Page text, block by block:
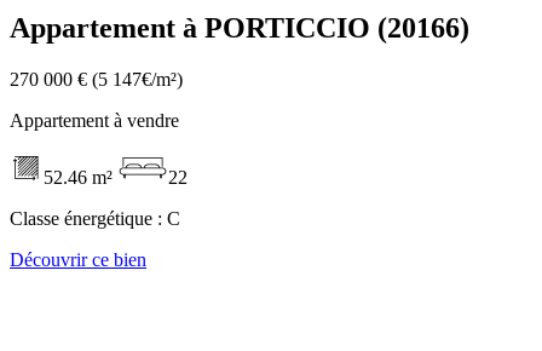
Appartement à PORTICCIO (20166)
270 000 € (5 147€/m²)
Appartement à vendre
52.46 m²
22
Classe énergétique : C
Découvrir ce bien